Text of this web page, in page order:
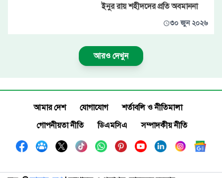
ইনুর রায় শহীদদের প্রতি অবমাননা
৩০ জুন ২০২৬
আরও দেখুন
আমার দেশ যোগাযোগ
শর্তাবলি ও নীতিমালা
গোপনীয়তা নীতি
ডিএমসিএ সম্পাদকীয় নীতি